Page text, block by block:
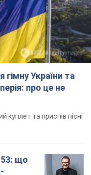
гімну України та
про це не
та приспів пісні
що